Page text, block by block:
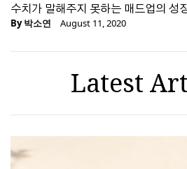
수치가 말해주지 못하는 매드업의 성
By박소연 August 11, 2020
Latest